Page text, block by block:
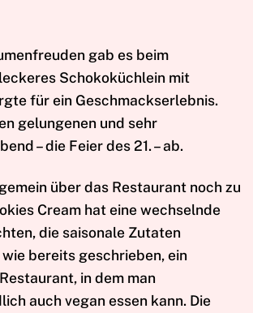
gab es beim
Schokoküchlein mit
für ein Geschmackserlebnis.
gelungenen und sehr
– die Feier des 21. – ab.
über das Restaurant noch zu
Cream hat eine wechselnde
die saisonale Zutaten
bereits geschrieben, ein
in dem man
auch vegan essen kann. Die